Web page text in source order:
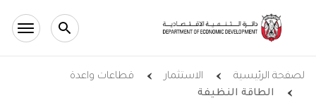
لصفحة الرئيسية
الاستثمار
قطاعات واعدة
الطاقة النظيفة